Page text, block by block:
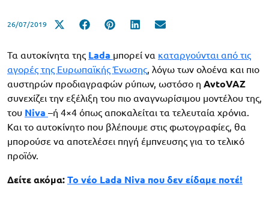
26/07/2019
Τα αυτοκίνητα της Lada μπορεί να καταργούνται από τις
αγορές της Ευρωπαϊκής Ένωσης, λόγω των ολοένα και πιο
αυστηρών προδιαγραφών ρύπων, ωστόσο η AvtoVAZ
συνεχίζει την εξέλιξη του πιο αναγνωρίσιμου μοντέλου της,
του Niva –ή 4×4 όπως αποκαλείται τα τελευταία χρόνια.
Και το αυτοκίνητο που βλέπουμε στις φωτογραφίες, θα
μπορούσε να αποτελέσει πηγή έμπνευσης για το τελικό
προϊόν.
Δείτε ακόμα: Το νέο Lada Niva που δεν είδαμε ποτέ!